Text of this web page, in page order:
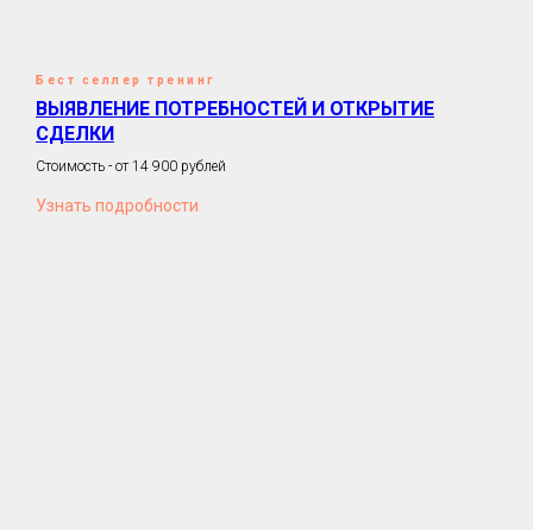
Бест селлер тренинг
ВЫЯВЛЕНИЕ ПОТРЕБНОСТЕЙ И ОТКРЫТИЕ
СДЕЛКИ
Стоимость - от 14 900 рублей
Узнать подробности